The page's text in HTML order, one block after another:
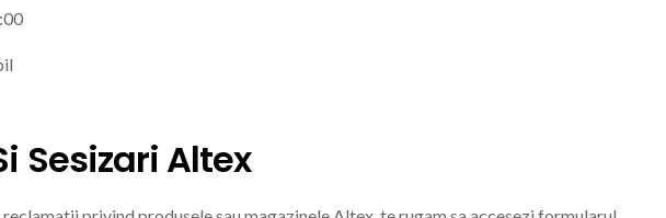
Sesizari Altex